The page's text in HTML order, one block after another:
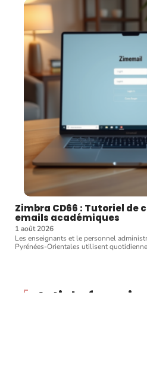
Zimbra CD66 : Tutoriel de
emails académiques
1 août 2026
Les enseignants et le personnel
Pyrénées-Orientales utilisent
Article favori